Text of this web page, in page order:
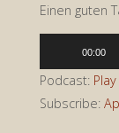
Einen guten
Player
00:00
Podcast:
Subscribe: